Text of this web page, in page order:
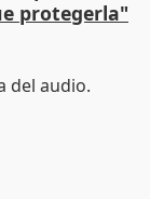
protegerla"